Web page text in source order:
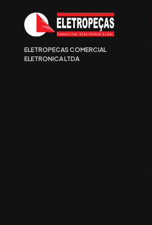
ELETROPECAS COMERCIAL
ELETRONICA LTDA